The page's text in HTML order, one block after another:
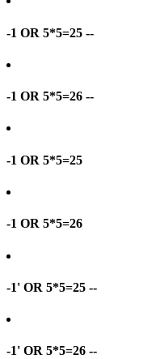
-1 OR 5*5=25 --
-1 OR 5*5=26 --
-1 OR 5*5=25
-1 OR 5*5=26
-1' OR 5*5=25 --
-1' OR 5*5=26 --